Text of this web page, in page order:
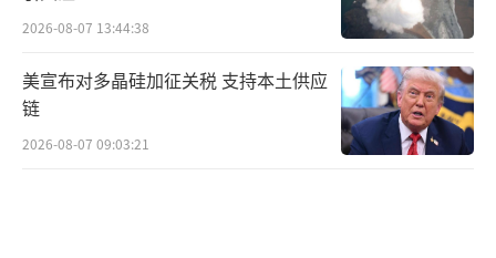
2026-08-07 13:44:38
美宣布对多晶硅加征关税 支持本土供应
链
2026-08-07 09:03:21